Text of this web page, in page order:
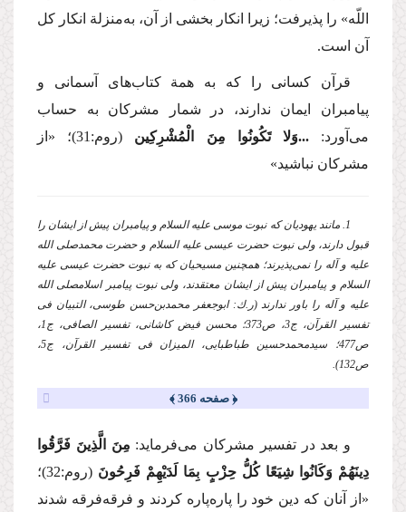
اللّه» را پذیرفت؛ زیرا انكار بخشی از آن، به‌منزلة انكار كل
آن است.
قرآن كسانی را كه به همة كتاب‌های آسمانی و
پیامبران ایمان ندارند، در شمار مشركان به ‌حساب
می‌آورد:...وَلا تَكُونُوا مِنَ الْمُشْرِكِین
(روم:31)؛ «از
مشركان نباشید»
1. مانند یهودیان كه نبوت موسی علیه السلامو پیامبران پیش از ایشان را
قبول دارند، ولی نبوت حضرت عیسی علیه السلام و حضرت محمدصلی الله
علیه و آله را نمی‌پذیرند؛ همچنین مسیحیان كه به نبوت حضرت عیسی علیه
السلامو پیامبران پیش از ایشان معتقدند، ولی نبوت پیامبر اسلامصلی الله
علیه و آله را باور ندارند (ر.ك: ابوجعفر محمدبن‌حسن طوسی، التبیان فی
تفسیر القرآن، ج3، ص373؛ محسن فیض كاشانی،‌ تفسیر الصافی، ج1،
ص477؛ سیدمحمدحسین طباطبایی، المیزان فی تفسیر القرآن، ج5،
ص132).
﴿ صفحه 366 ﴾
و بعد در تفسیر مشركان می‌فرماید: مِنَ الَّذِینَ فَرَّقُوا
دِینَهُمْ وَكَانُوا شِیَعًا كُلُّ حِزْبٍ بِمَا لَدَیْهِمْ فَرِحُونَ (روم:32)؛
«از آنان كه دین خود را پاره‌پاره كردند و فرقه‌فرقه شدند